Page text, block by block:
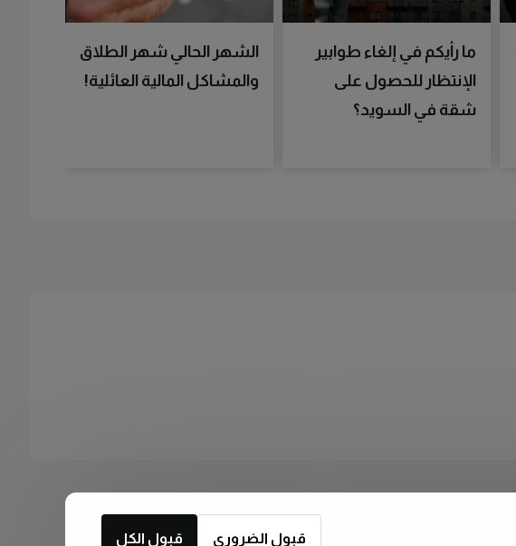
ما رأيكم في إلغاء طوابير
الإنتظار للحصول على
شقة في السويد؟
الشهر الحالي شهر الطلاق
والمشاكل المالية العائلية!
قبول الكل قبول الضروري